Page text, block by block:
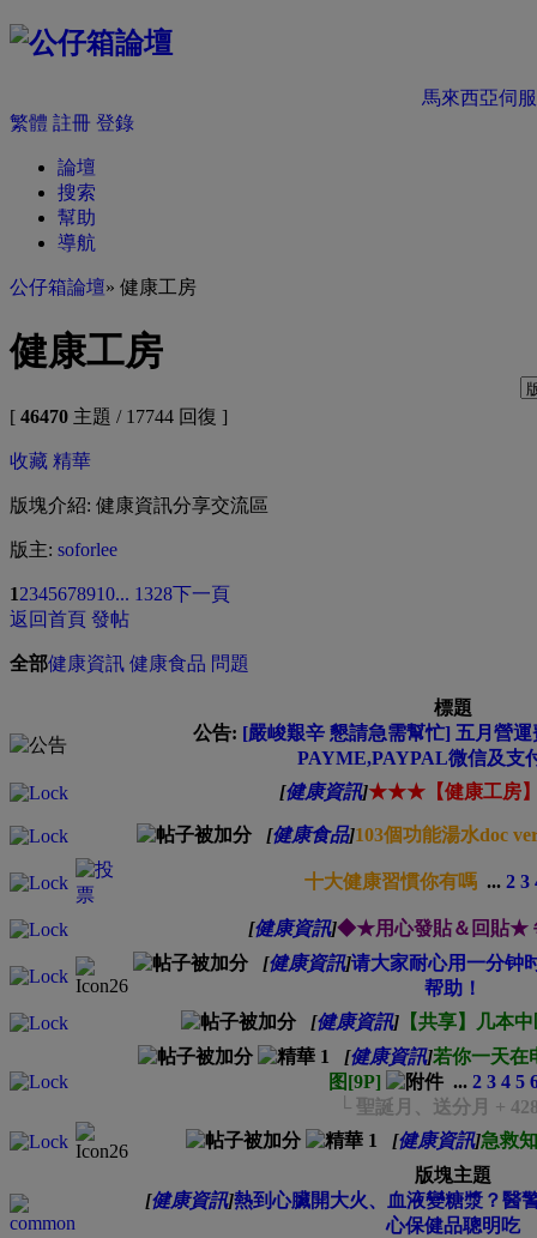
馬來西亞伺
繁體 註冊 登錄
論壇
搜索
幫助
導航
公仔箱論壇» 健康工房
健康工房
[ 46470 主題 / 17744 回復 ]
收藏 精華
版塊介紹: 健康資訊分享交流區
版主: soforlee
12345678910... 1328下一頁
返回首頁 發帖
全部健康資訊 健康食品 問題
標題
公告: [嚴峻艱辛 懇請急需幫忙] 五月營
PAYME,PAYPAL微信及支
[健康資訊]★★★【健康工房
[健康食品]103個功能湯水doc
十大健康習慣你有嗎 ... 2 3
[健康資訊]◆★用心發貼＆回貼★
[健康資訊]请大家耐心用一分钟
帮助！
[健康資訊]【共享】几本
[健康資訊]若你一天在
图[9P]
... 2 3 4 5
└ 聖誕月、送分月 +
[健康資訊]急救
版塊主題
[健康資訊]熱到心臟開大火、血液變糖漿？醫
心保健品聰明吃